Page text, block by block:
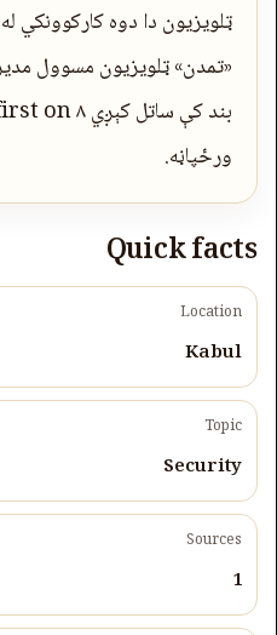
«تمدن» ټلویزیون مسوول
ورځپاڼه.
Quick facts
Location
Kabul
Topic
Security
Sources
1